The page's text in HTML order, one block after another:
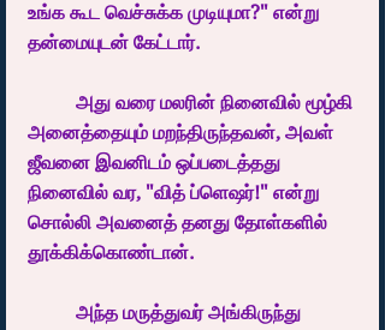
உங்க கூட வெச்சுக்க முடியுமா?" என்று
தன்மையுடன் கேட்டார்.
அனைத்தையும் மறந்திருந்தவன், அவள்
ஜீவனை இவனிடம் ஒப்படைத்தது
நினைவில் வர, "வித் ப்ளெஷர்!" என்று
சொல்லி அவனைத் தனது தோள்களில்
தூக்கிக்கொண்டான்.